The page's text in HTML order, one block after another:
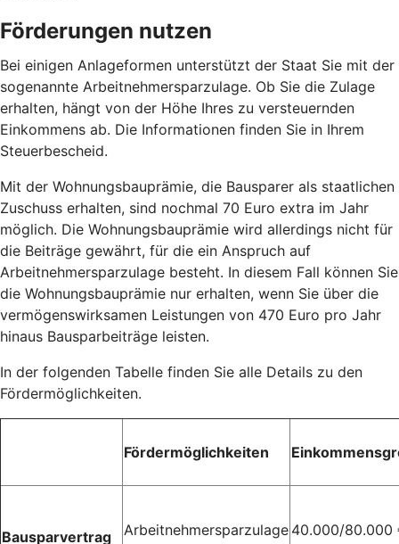
Förderungen nutzen
Bei einigen Anlageformen unterstützt der Staat Sie mit der
sogenannte Arbeitnehmersparzulage. Ob Sie die Zulage
erhalten, hängt von der Höhe Ihres zu versteuernden
Einkommens ab. Die Informationen finden Sie in Ihrem
Steuerbescheid.
Mit der Wohnungsbauprämie, die Bausparer als staatlichen
Zuschuss erhalten, sind nochmal 70 Euro extra im Jahr
möglich. Die Wohnungsbauprämie wird allerdings nicht für
die Beiträge gewährt, für die ein Anspruch auf
Arbeitnehmersparzulage besteht. In diesem Fall können Sie
die Wohnungsbauprämie nur erhalten, wenn Sie über die
vermögenswirksamen Leistungen von 470 Euro pro Jahr
hinaus Bausparbeiträge leisten.
In der folgenden Tabelle finden Sie alle Details zu den
Fördermöglichkeiten.
Fördermöglichkeiten
Bausparvertrag Arbeitnehmersparzulage 40.000/80.000